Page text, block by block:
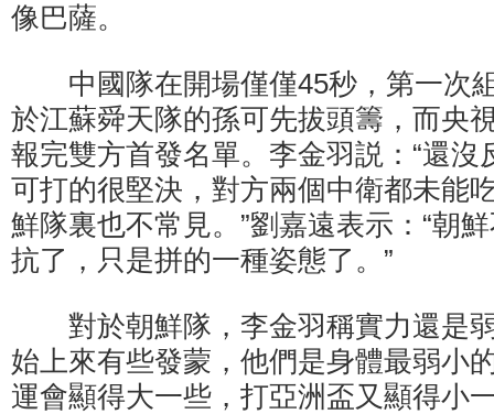
像巴薩。
中國隊在開場僅僅45秒，第一次
於江蘇舜天隊的孫可先拔頭籌，而央
報完雙方首發名單。李金羽説：“還沒
可打的很堅決，對方兩個中衛都未能
鮮隊裏也不常見。”劉嘉遠表示：“朝
抗了，只是拼的一種姿態了。”
對於朝鮮隊，李金羽稱實力還是弱
始上來有些發蒙，他們是身體最弱小
運會顯得大一些，打亞洲盃又顯得小